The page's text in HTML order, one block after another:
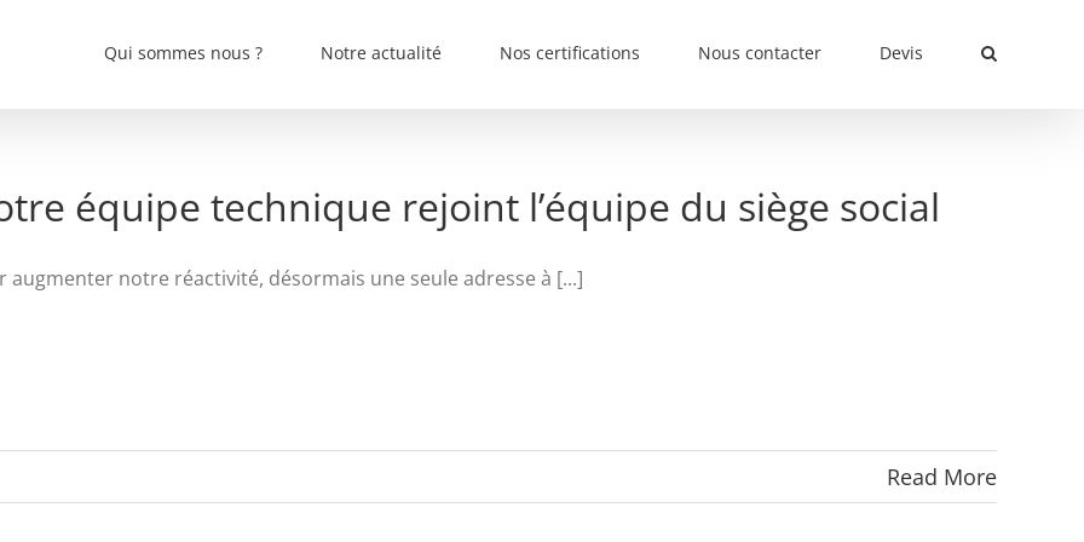
Qui sommes nous ? Notre actualité Nos certifications Nous contacter Devis
équipe technique rejoint l’équipe du siège social
augmenter notre réactivité, désormais une seule adresse à [...]
Read More